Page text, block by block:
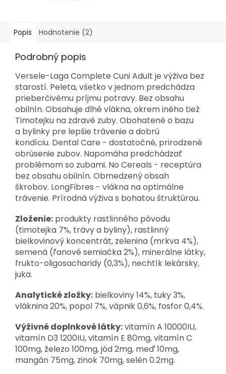
Popis Hodnotenie (2)
Podrobný popis
Versele-Laga Complete Cuni Adult je výživa bez
starostí. Peleta, všetko v jednom predchádza
prieberčivému príjmu potravy. Bez obsahu
obilnín. Obsahuje dlhé vlákna, okrem iného tiež
Timotejku na zdravé zuby. Obohatené o bazu
a bylinky pre lepšie trávenie a dobrú
kondíciu. Dental Care - dostatočné, prirodzené
obrúsenie zubov. Napomáha predchádzať
problémom so zubami. No Cereals - receptúra
bez obsahu obilnín. Obmedzený obsah
škrobov. LongFibres - vlákna na optimálne
trávenie. Prírodná výživa s bohatou štruktúrou.
Zloženie: produkty rastlinného pôvodu
(timotejka 7%, trávy a byliny), rastlinný
bielkovinový koncentrát, zelenina (mrkva 4%),
semená (ľanové semiačka 2%), minerálne látky,
frukto-oligosacharidy (0,3%), nechtík lekársky,
juka.
Analytické zložky: bielkoviny 14%, tuky 3%,
vláknina 20%, popol 7%, vápnik 0,6%, fosfor 0,4%.
Výživné doplnkové látky:vitamín A 10000IU,
vitamín D3 1200IU, vitamín E 80mg, vitamín C
100mg, železo 100mg, jód 2mg, meď 10mg,
mangán 75mg, zinok 70mg, selén 0.2mg.